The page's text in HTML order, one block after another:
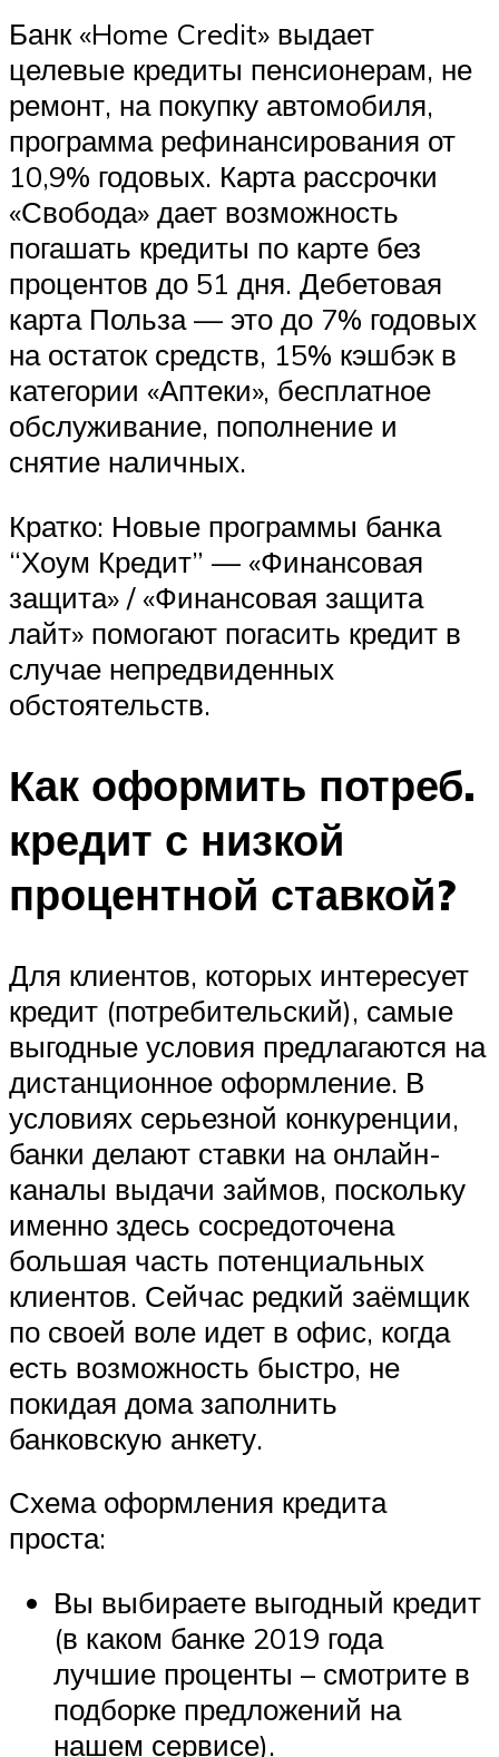
Банк «Home Credit» выдает
целевые кредиты пенсионерам, не
ремонт, на покупку автомобиля,
программа рефинансирования от
10,9% годовых. Карта рассрочки
«Свобода» дает возможность
погашать кредиты по карте без
процентов до 51 дня. Дебетовая
карта Польза — это до 7% годовых
на остаток средств, 15% кэшбэк в
категории «Аптеки», бесплатное
обслуживание, пополнение и
снятие наличных.
Кратко: Новые программы банка
“Хоум Кредит” — «Финансовая
защита» / «Финансовая защита
лайт» помогают погасить кредит в
случае непредвиденных
обстоятельств.
Как оформить потреб.
кредит с низкой
процентной ставкой?
Для клиентов, которых интересует
кредит (потребительский), самые
выгодные условия предлагаются на
дистанционное оформление. В
условиях серьезной конкуренции,
банки делают ставки на онлайн-
каналы выдачи займов, поскольку
именно здесь сосредоточена
большая часть потенциальных
клиентов. Сейчас редкий заёмщик
по своей воле идет в офис, когда
есть возможность быстро, не
покидая дома заполнить
банковскую анкету.
Схема оформления кредита
проста:
Вы выбираете выгодный кредит
(в каком банке 2019 года
лучшие проценты – смотрите в
подборке предложений на
нашем сервисе).